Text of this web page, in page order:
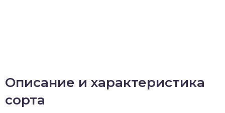
Описание и характеристика
сорта